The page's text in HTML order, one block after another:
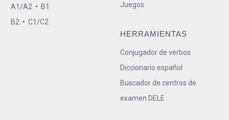
A1/A2 • B1
B2 • C1/C2
Juegos
HERRAMIENTAS
Conjugador de verbos
Diccionario español
Buscador de centros de
examen DELE